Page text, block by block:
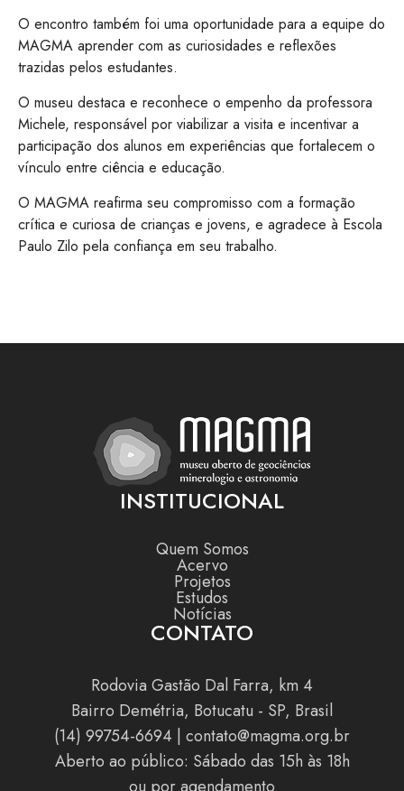
O encontro também foi uma oportunidade para a equipe do
MAGMA aprender com as curiosidades e reflexões
trazidas pelos estudantes.
O museu destaca e reconhece o empenho da professora
Michele, responsável por viabilizar a visita e incentivar a
participação dos alunos em experiências que fortalecem o
vínculo entre ciência e educação.
O MAGMA reafirma seu compromisso com a formação
crítica e curiosa de crianças e jovens, e agradece à Escola
Paulo Zilo pela confiança em seu trabalho.
INSTITUCIONAL
Quem Somos
Acervo
Projetos
Estudos
Notícias
CONTATO
Rodovia Gastão Dal Farra, km 4
Bairro Demétria, Botucatu - SP, Brasil
(14) 99754-6694 | contato@magma.org.br
Aberto ao público: Sábado das 15h às 18h